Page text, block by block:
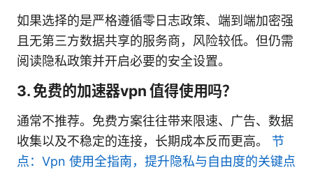
如果选择的是严格遵循零日志政策、端到端加密强
且无第三方数据共享的服务商，风险较低。但仍需
阅读隐私政策并开启必要的安全设置。
3. 免费的加速器vpn 值得使用吗？
通常不推荐。免费方案往往带来限速、广告、数据
收集以及不稳定的连接，长期成本反而更高。 节
点：Vpn 使用全指南，提升隐私与自由度的关键点